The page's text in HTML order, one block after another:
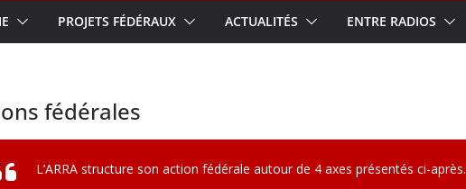
PROJETS FÉDÉRAUX ACTUALITÉS ENTRE RADIOS
fédérales
L’ARRA structure son action fédérale autour de 4 axes présentés ci-après.